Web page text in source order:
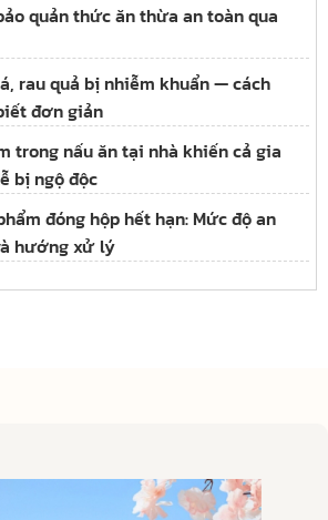
quản thức ăn thừa an toàn qua
rau quả bị nhiễm khuẩn — cách
đơn giản
trong nấu ăn tại nhà khiến cả gia
bị ngộ độc
đóng hộp hết hạn: Mức độ an
hướng xử lý